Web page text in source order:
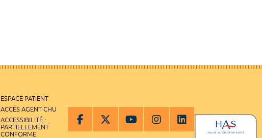
ESPACE PATIENT
ACCÈS AGENT CHU
ACCESSIBILITÉ :
PARTIELLEMENT
CONFORME